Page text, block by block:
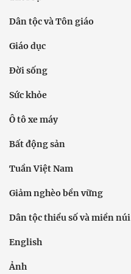
Dân tộc và Tôn giáo
Giáo dục
Đời sống
Sức khỏe
Ô tô xe máy
Bất động sản
Tuần Việt Nam
Giảm nghèo bền vững
Dân tộc thiểu số và miền núi
English
Ảnh